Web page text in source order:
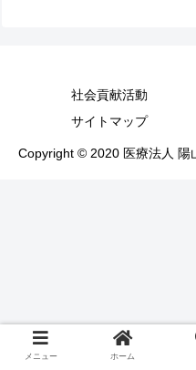
社会貢献活動
サイトマップ
Copyright © 2020 医療法人 陽
メニュー ホーム